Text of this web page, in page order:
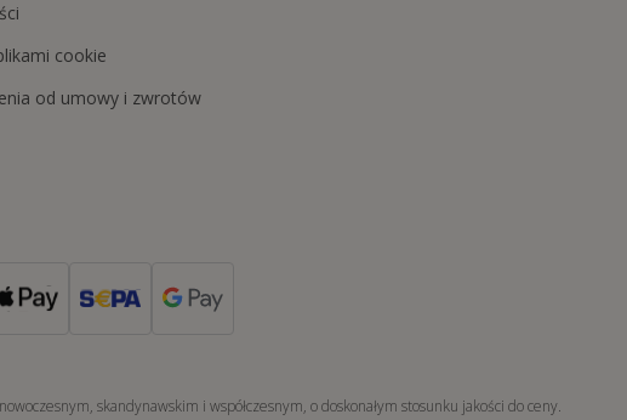
cookie
od umowy i zwrotów
skandynawskim i współczesnym, o doskonałym stosunku jakości do ceny.